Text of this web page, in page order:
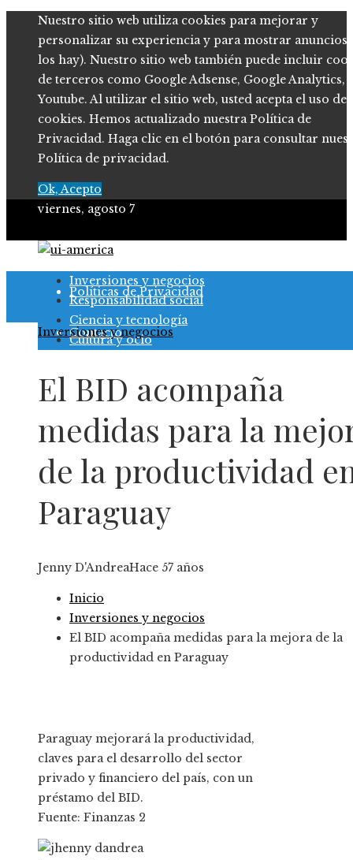
Nuestro sitio web utiliza cookies para mejorar y
personalizar su experiencia y para mostrar anuncios
los hay). Nuestro sitio web también puede incluir
de terceros como Google Adsense, Google Analytics,
Youtube. Al utilizar el sitio web, usted acepta el uso de
cookies. Hemos actualizado nuestra Política de
Privacidad. Haga clic en el botón para consultar
Política de privacidad.
Ok, Acepto
viernes, agosto 7
Quiénes somos
Políticas de Privacidad
Contacto
Inversiones y negocios
Responsabilidad social
Ciencia y tecnología
Cultura y ocio
Inversiones y negocios
El BID acompaña
medidas para la
de la productividad
Paraguay
Jenny D'AndreaHace 57 años
Inicio
Inversiones y negocios
El BID acompaña medidas para la mejora de la
productividad en Paraguay
Paraguay mejorará la productividad,
claves para el desarrollo del sector
privado y financiero del país, con un
préstamo del BID.
Fuente: Finanzas 2